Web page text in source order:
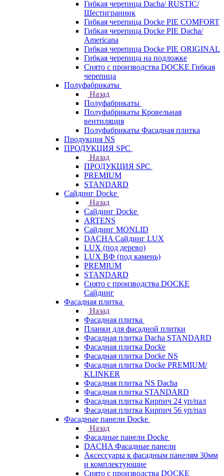
Гибкая черепица Dacha/ RUSTIC/
Шестигранник
Гибкая черепица Docke PIE COMFORT
Гибкая черепица Docke PIE Dacha/
Americana
Гибкая черепица Docke PIE ОRIGINАL
Гибкая черепица на подложке
Снято с производства DOCKE Гибкая
черепица
Полуфабрикаты
Назад
Полуфабрикаты
Полуфабрикаты Кровельная
вентиляция
Полуфабрикаты Фасадная плитка
Продукция NS
ПРОДУКЦИЯ SPC
Назад
ПРОДУКЦИЯ SPC
PREMIUM
STANDARD
Сайдинг Docke
Назад
Сайдинг Docke
ARTENS
Cайдинг MONLID
DACHA Сайдинг LUX
LUX (под дерево)
LUX ВФ (под камень)
PREMIUM
STANDARD
Снято с производства DOCKE
Сайдинг
Фасадная плитка
Назад
Фасадная плитка
Планки для фасадной плитки
Фасадная плитка Dacha STANDARD
Фасадная плитка Docke
Фасадная плитка Docke NS
Фасадная плитка Docke PREMIUM/
KLINKER
Фасадная плитка NS Dacha
Фасадная плитка STANDARD
Фасадная плитка Кирпич 24 уп/пал
Фасадная плитка Кирпич 56 уп/пал
Фасадные панели Docke
Назад
Фасадные панели Docke
DACHA Фасадные панели
Аксессуары к фасадным панелям 30мм
и комплектующие
Снято с производства DOCKE